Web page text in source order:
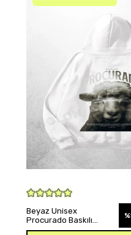
SEPETE
Beyaz Unisex
Procurado Baskılı
Oversize Hoodie